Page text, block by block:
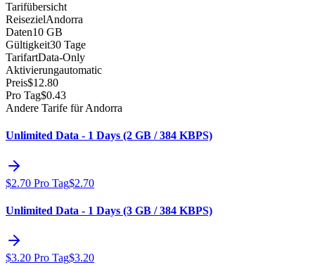
Tarifübersicht
ReisezielAndorra
Daten10 GB
Gültigkeit30 Tage
TarifartData-Only
Aktivierungautomatic
Preis$12.80
Pro Tag$0.43
Andere Tarife für Andorra
Unlimited Data - 1 Days (2 GB / 384 KBPS)
$2.70 Pro Tag$2.70
Unlimited Data - 1 Days (3 GB / 384 KBPS)
$3.20 Pro Tag$3.20